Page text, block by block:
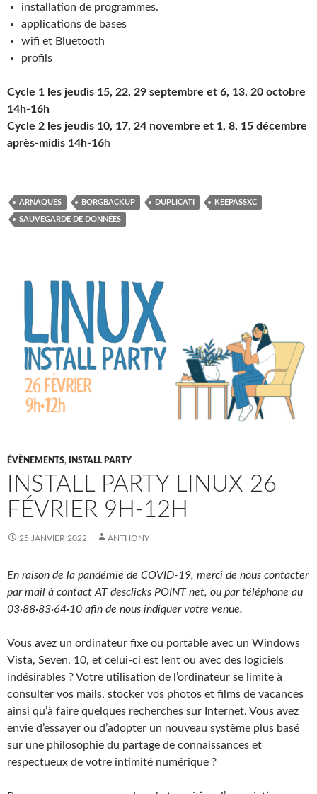
installation de programmes.
applications de bases
wifi et Bluetooth
profils
Cycle 1 les jeudis 15, 22, 29 septembre et 6, 13, 20 octobre
14h-16h
Cycle 2 les jeudis 10, 17, 24 novembre et 1, 8, 15 décembre
après-midis 14h-16h
ARNAQUES BORGBACKUP DUPLICATI KEEPASSXC
SAUVEGARDE DE DONNÉES
ÉVÈNEMENTS, INSTALL PARTY
INSTALL PARTY LINUX 26
FÉVRIER 9H-12H
25 JANVIER 2022 ANTHONY
En raison de la pandémie de COVID-19, merci de nous contacter
par mail à contact AT desclicks POINT net, ou par téléphone au
03·88·83·64·10 afin de nous indiquer votre venue.
Vous avez un ordinateur fixe ou portable avec un Windows
Vista, Seven, 10, et celui-ci est lent ou avec des logiciels
indésirables ? Votre utilisation de l’ordinateur se limite à
consulter vos mails, stocker vos photos et films de vacances
ainsi qu’à faire quelques recherches sur Internet. Vous avez
envie d’essayer ou d’adopter un nouveau système plus basé
sur une philosophie du partage de connaissances et
respectueux de votre intimité numérique ?